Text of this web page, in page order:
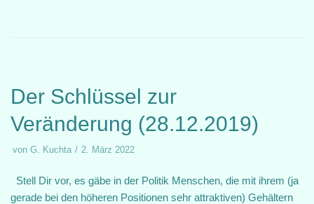
Der Schlüssel zur
Veränderung (28.12.2019)
von G. Kuchta 2. März 2022
Stell Dir vor, es gäbe in der Politik Menschen, die mit ihrem (ja
gerade bei den höheren Positionen sehr attraktiven) Gehältern